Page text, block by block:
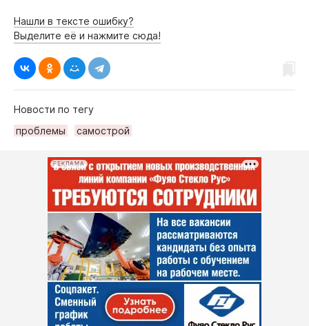
Нашли в тексте ошибку?
Выделите её и нажмите сюда!
Новости по тегу
проблемы
самострой
РЕКЛАМА